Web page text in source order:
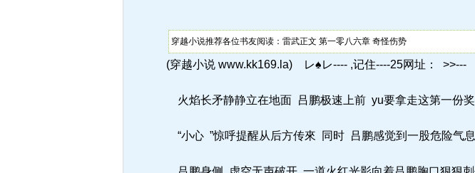
穿越小说推荐各位书友阅读：雷武正文 第一零八六章 奇怪伤势
(穿越小说 www.kk169.la) レ♠レ---- ,记住----25网址： >>---
火焰长矛静静立在地面 吕鹏极速上前 yu要拿走这第一份
“小心 ”惊呼提醒从后方传來 同时 吕鹏感觉到一股危险气